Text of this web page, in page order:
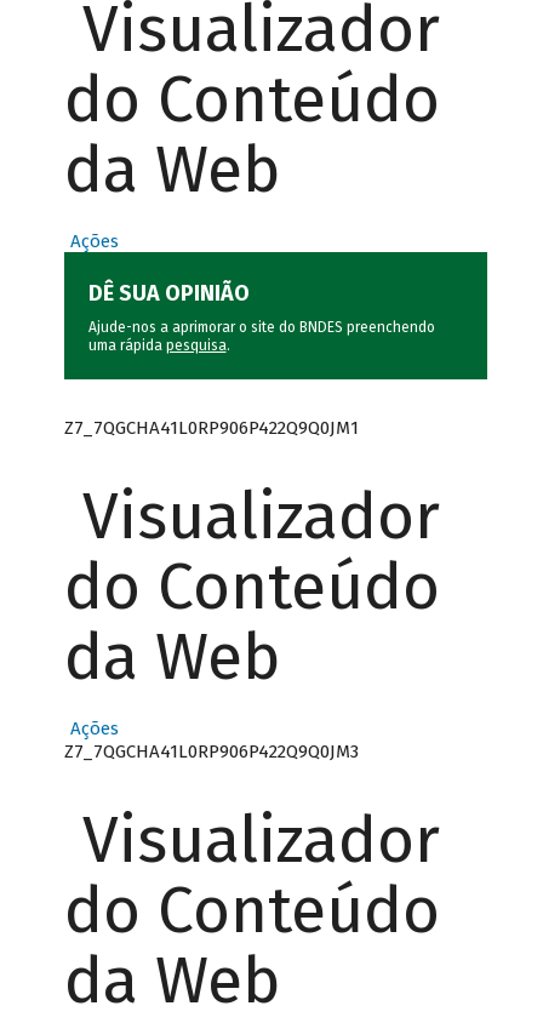
Visualizador
do Conteúdo
da Web
Ações
DÊ SUA OPINIÃO
Ajude-nos a aprimorar o site do BNDES preenchendo
uma rápida pesquisa.
Z7_7QGCHA41L0RP906P422Q9Q0JM1
Visualizador
do Conteúdo
da Web
Ações
Z7_7QGCHA41L0RP906P422Q9Q0JM3
Visualizador
do Conteúdo
da Web